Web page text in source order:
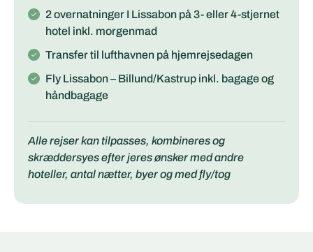
2 overnatninger I Lissabon på 3- eller 4-stjernet
hotel inkl. morgenmad
Transfer til lufthavnen på hjemrejsedagen
Fly Lissabon – Billund/Kastrup inkl. bagage og
håndbagage
Alle rejser kan tilpasses, kombineres og
skræddersyes efter jeres ønsker med andre
hoteller, antal nætter, byer og med fly/tog